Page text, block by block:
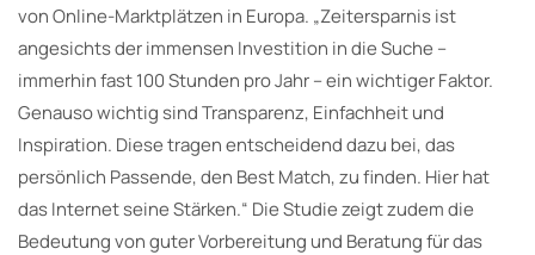
von Online-Marktplätzen in Europa. „Zeitersparnis ist
angesichts der immensen Investition in die Suche –
immerhin fast 100 Stunden pro Jahr – ein wichtiger Faktor.
Genauso wichtig sind Transparenz, Einfachheit und
Inspiration. Diese tragen entscheidend dazu bei, das
persönlich Passende, den Best Match, zu finden. Hier hat
das Internet seine Stärken.“ Die Studie zeigt zudem die
Bedeutung von guter Vorbereitung und Beratung für das